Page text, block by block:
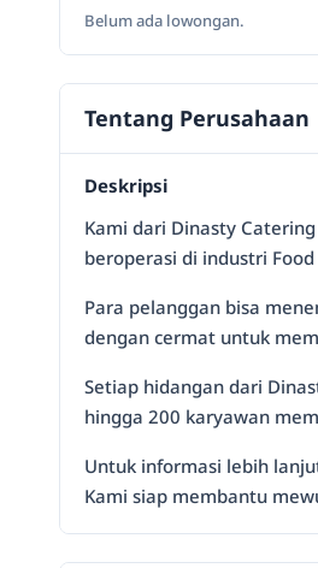
Belum ada lowongan.
Tentang Perusahaan
Deskripsi
Kami dari Dinasty
beroperasi di industri
Para pelanggan bisa
dengan cermat untuk
Setiap hidangan dari
hingga 200 karyawan
Untuk informasi lebih
Kami siap membantu